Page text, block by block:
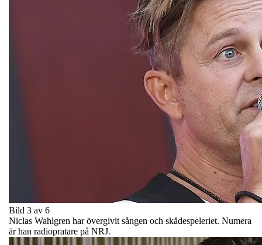
Bild 3 av 6
Niclas Wahlgren har övergivit sången och skådespeleriet. Numera
är han radiopratare på NRJ.